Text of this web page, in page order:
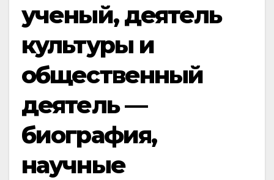
ученый, деятель
культуры и
общественный
деятель —
биография,
научные